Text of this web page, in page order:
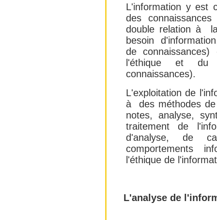
L'information y est
des
double relation à
besoin
de
l'éthique et du
connaissances).
L'exploitation de
à des méthodes de
notes, analyse,
traitement de
d'analyse, de
comportements
l'éthique de
L'analyse de